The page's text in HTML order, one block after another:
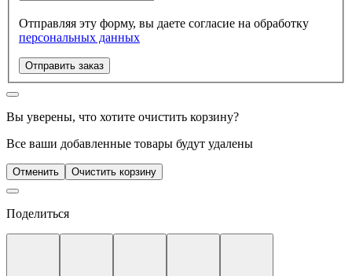
Отправляя эту форму, вы даете согласие на обработку
персональных данных
Отправить заказ
Вы уверены, что хотите очистить корзину?
Все ваши добавленные товары будут удалены
Отменить Очистить корзину
Поделиться